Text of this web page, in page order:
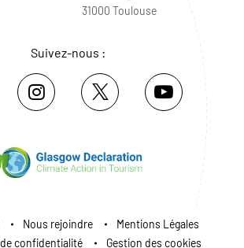
31000 Toulouse
Suivez-nous :
Nous rejoindre
Mentions Légales
confidentialité
Gestion des cookies